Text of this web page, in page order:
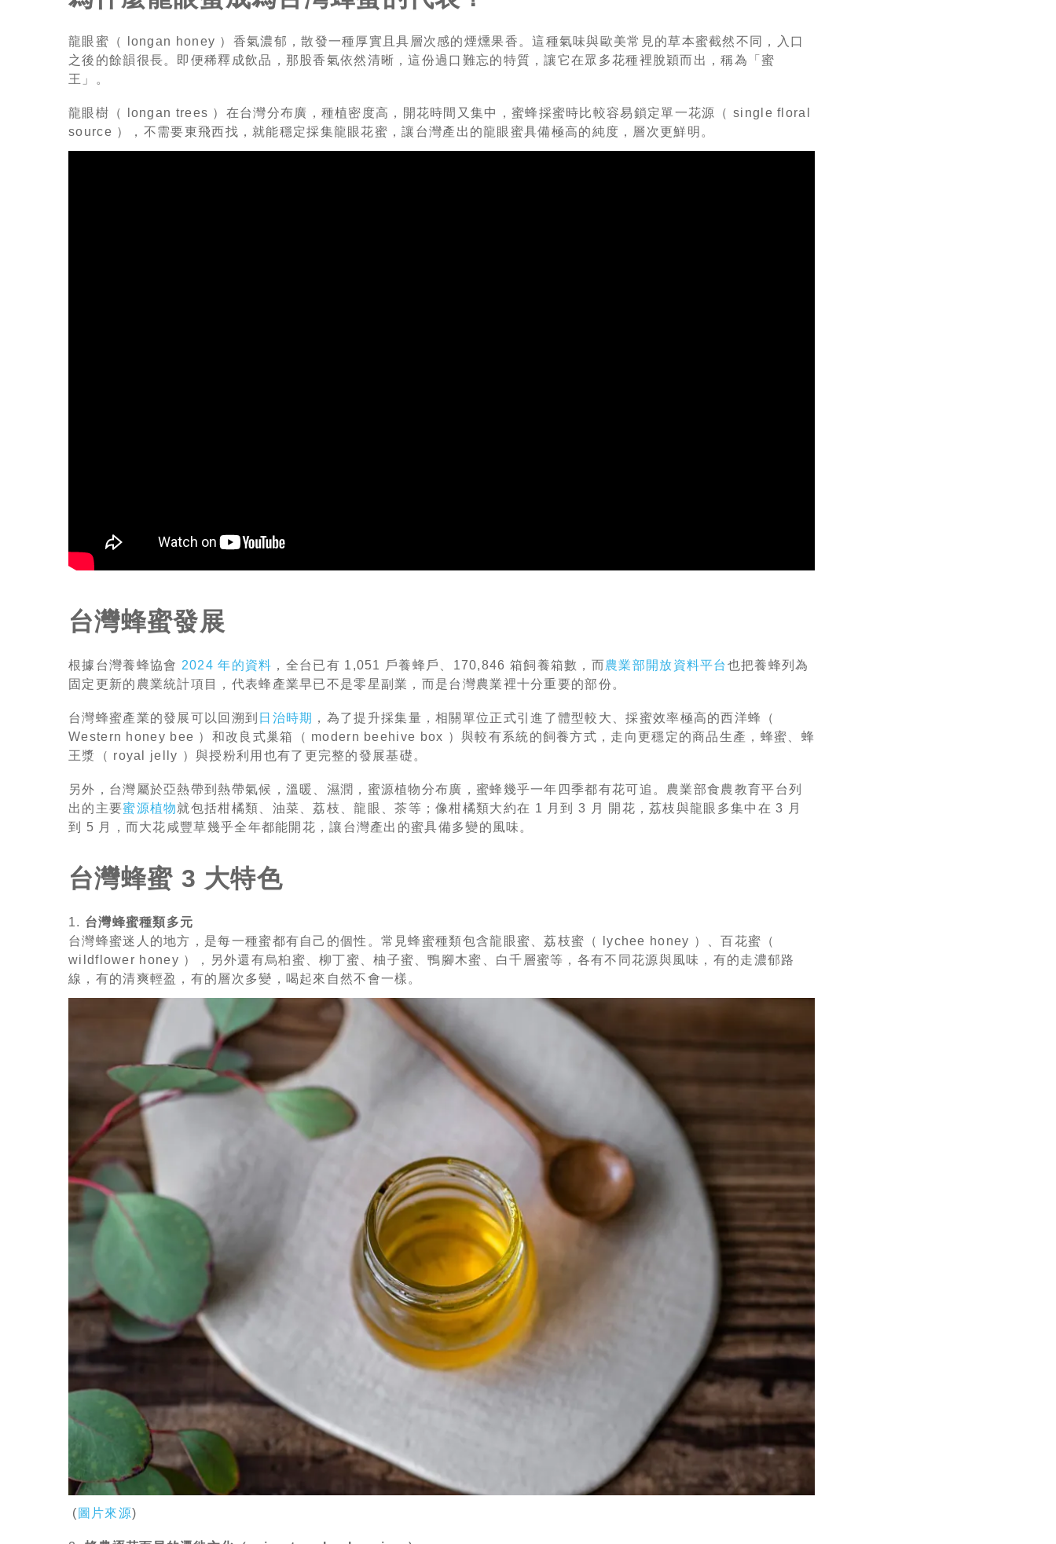
龍眼蜜（ longan honey ）香氣濃郁，散發一種厚實且具層次感的煙燻果香。這種氣味與歐美常見的草本蜜截然不同，入口
之後的餘韻很長。即便稀釋成飲品，那股香氣依然清晰，這份過口難忘的特質，讓它在眾多花種裡脫穎而出，稱為「蜜
王」。
龍眼樹（ longan trees ）在台灣分布廣，種植密度高，開花時間又集中，蜜蜂採蜜時比較容易鎖定單一花源（ single floral
source ），不需要東飛西找，就能穩定採集龍眼花蜜，讓台灣產出的龍眼蜜具備極高的純度，層次更鮮明。
台灣蜂蜜發展
根據台灣養蜂協會 2024 年的資料 ，全台已有 1,051 戶養蜂戶、170,846 箱飼養箱數，而農業部開放資料平台 也把養蜂列為
固定更新的農業統計項目，代表蜂產業早已不是零星副業，而是台灣農業裡十分重要的部份。
台灣蜂蜜產業的發展可以回溯到 日治時期 ，為了提升採集量，相關單位正式引進了體型較大、採蜜效率極高的西洋蜂（
Western honey bee ）和改良式巢箱（ modern beehive box ）與較有系統的飼養方式，走向更穩定的商品生產，蜂蜜、蜂
王漿（ royal jelly ）與授粉利用也有了更完整的發展基礎。
另外，台灣屬於亞熱帶到熱帶氣候，溫暖、濕潤，蜜源植物分布廣，蜜蜂幾乎一年四季都有花可追。農業部食農教育平台列
出的主要蜜源植物就包括柑橘類、油菜、荔枝、龍眼、茶等；像柑橘類大約在 1 月到 3 月 開花，荔枝與龍眼多集中在 3 月
到 5 月，而大花咸豐草幾乎全年都能開花，讓台灣產出的蜜具備多變的風味。
台灣蜂蜜 3 大特色
1. 台灣蜂蜜種類多元
台灣蜂蜜迷人的地方，是每一種蜜都有自己的個性。常見蜂蜜種類包含龍眼蜜、荔枝蜜（ lychee honey ）、百花蜜（
wildflower honey ），另外還有烏桕蜜、柳丁蜜、柚子蜜、鴨腳木蜜、白千層蜜等，各有不同花源與風味，有的走濃郁路
線，有的清爽輕盈，有的層次多變，喝起來自然不會一樣。
( 圖片來源)